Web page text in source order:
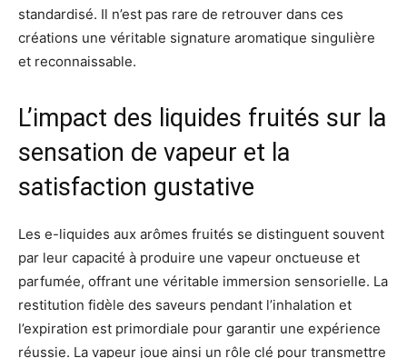
standardisé. Il n’est pas rare de retrouver dans ces
créations une véritable signature aromatique singulière
et reconnaissable.
L’impact des liquides fruités sur la
sensation de vapeur et la
satisfaction gustative
Les e-liquides aux arômes fruités se distinguent souvent
par leur capacité à produire une vapeur onctueuse et
parfumée, offrant une véritable immersion sensorielle. La
restitution fidèle des saveurs pendant l’inhalation et
l’expiration est primordiale pour garantir une expérience
réussie. La vapeur joue ainsi un rôle clé pour transmettre